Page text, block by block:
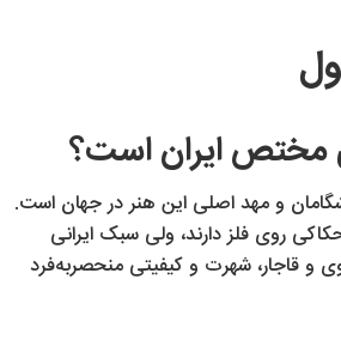
مختص ایران است؟
و مهد اصلی این هنر در جهان است.
روی فلز دارند، ولی سبک ایرانی
و قاجار، شهرت و کیفیتی منحصربه‌فرد